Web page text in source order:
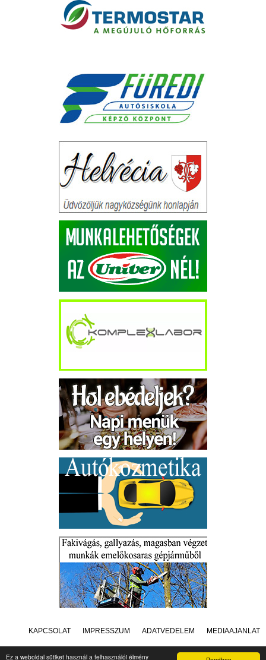
Ez a weboldal sütiket használ a felhasználói élmény
KAPCSOLAT IMPRESSZUM ADATVÉDELEM MÉDIAAJÁNLAT